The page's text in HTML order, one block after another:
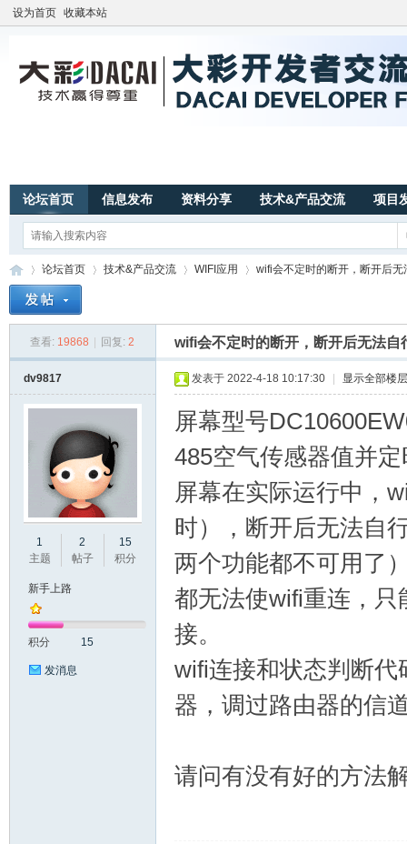
设为首页 收藏本站
论坛首页 信息发布 资料分享 技术&产品交流 项目
论坛首页
›
技术&产品交流
›
WIFI应用
›
wifi会不定时的断开，断开后无
查看: 19868 回复: 2 wifi会不定时的断开，断开后无法自
dv9817
1
主题
2
帖子
15
积分
新手上路
积分 15
发消息
发表于 2022-4-18 10:17:30 显示全部楼层
屏幕型号
485空气传感器值并
屏幕在实际运行中，
时），断开后无法自
两个功能都不可用了
都无法使wifi重连，
接。
wifi连接和状态判断
器，调过路由器的信
请问有没有好的方法